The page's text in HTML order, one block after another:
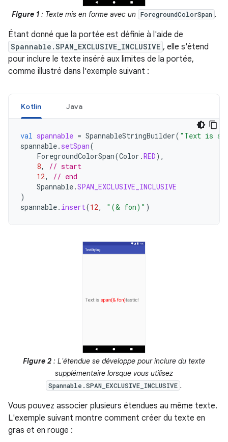
Figure 1: Texte mis en forme avec un ForegroundColorSpan .
Étant donné que la portée est définie à l'aide de
Spannable.SPAN_EXCLUSIVE_INCLUSIVE , elle s'étend
pour inclure le texte inséré aux limites de la portée,
comme illustré dans l'exemple suivant :
Kotlin Java
val spannable = SpannableStringBuilder( "Text is
spannable. setSpan(
ForegroundColorSpan(Color .RED),
8,
// start
12,
// end
Spannable.SPAN_EXCLUSIVE_INCLUSIVE
)
spannable. insert(12, "(& fon)" )
Figure 2 : L'étendue se développe pour inclure du texte
supplémentaire lorsque vous utilisez
Spannable.SPAN_EXCLUSIVE_INCLUSIVE .
Vous pouvez associer plusieurs étendues au même texte.
L'exemple suivant montre comment créer du texte en
gras et en rouge :